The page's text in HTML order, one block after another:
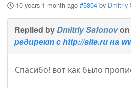
10 years 1 month ago #5804 by Dmitriy
Replied byDmitriy Safonovon
редирект с http://site.ru на
Cпасибо! вот как было